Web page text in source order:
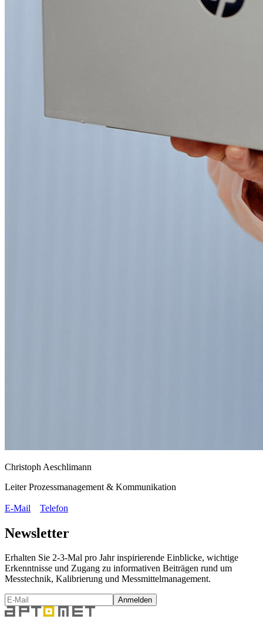
Christoph Aeschlimann
Leiter Prozessmanagement & Kommunikation
E-Mail Telefon
Newsletter
Erhalten Sie 2-3-Mal pro Jahr inspirierende Einblicke, wichtige
Erkenntnisse und Zugang zu informativen Beiträgen rund um
Messtechnik, Kalibrierung und Messmittelmanagement.
Anmelden